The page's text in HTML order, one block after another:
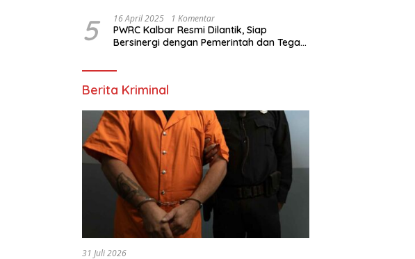
5 16 April 2025 1 Komentar
PWRC Kalbar Resmi Dilantik, Siap
Bersinergi dengan Pemerintah dan Tegas
Berita Kriminal
31 Juli 2026